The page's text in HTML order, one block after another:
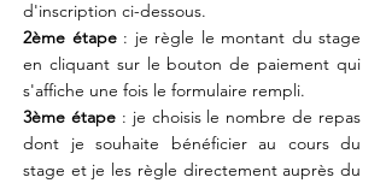
d'inscription ci-dessous.
2ème étape: je règle le montant du stage
en cliquant sur le bouton de paiement qui
s'affiche une fois le formulaire rempli.
3ème étape: je choisis le nombre de repas
dont je souhaite bénéficier au cours du
stage et je les règle directement auprès du